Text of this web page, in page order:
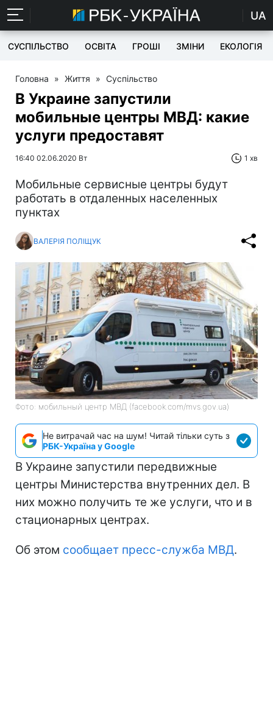
UA
СУСПІЛЬСТВО ОСВІТА ГРОШІ ЗМІНИ ЕКОЛОГІЯ
Головна » Життя » Суспільство
В Украине запустили
мобильные центры МВД: какие
услуги предоставят
16:40 02.06.2020 Вт 1 хв
Мобильные сервисные центры будут
работать в отдаленных населенных
пунктах
ВАЛЕРІЯ ПОЛІЩУК
Фото: мобильный центр МВД (facebook.com/mvs.gov.ua)
Не витрачай час на шум! Читай тільки суть з
РБК-Україна у Google
В Украине запустили передвижные
центры Министерства внутренних дел. В
них можно получить те же услуги, что и в
стационарных центрах.
Об этом сообщает пресс-служба МВД.